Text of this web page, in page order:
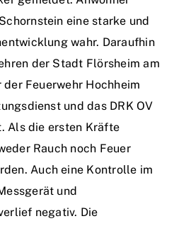
eine starke und
wahr. Daraufhin
der Stadt Flörsheim am
Feuerwehr Hochheim
und das DRK OV
Als die ersten Kräfte
Rauch noch Feuer
Auch eine Kontrolle im
und
negativ. Die